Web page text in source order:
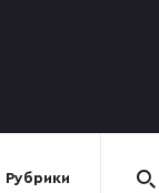
Рубрики